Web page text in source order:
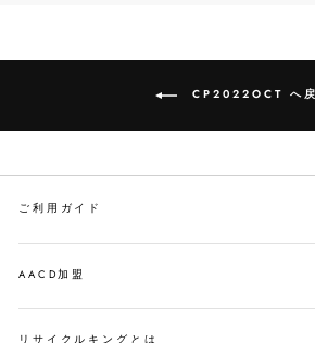
るCP2022OCT へ
ご利用ガイド
AACD加盟
リサイクルキングとは